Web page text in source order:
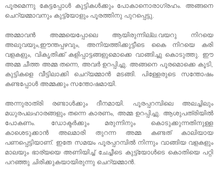
പൂരമെന്നു കേട്ടപ്പോൾ കുട്ടികൾക്കും പോകാനൊരാഗ്രഹം. അങ്ങനെ
ചെറ്യമ്മാവനും കുട്ട്യോളും പൂരത്തിനു പുറപ്പെട്ടു.
അമ്മാവൻ അമ്മയെപ്പോലെ ആയിരുന്നില്ല.വയറു നിറയെ
അലുവയും,ഈന്തപ്പഴവും, അനിയത്തിക്കുട്ടീടെ കൈ നിറയെ കരി
വളകളും, വികൃതിക്ക് കളിപ്പാട്ടങ്ങളുമൊക്കെ വാങ്ങിച്ചു കൊടുത്തു. ഈ
അമ്മ ചീത്ത അമ്മ തന്നെ, അവർ ഉറപ്പിച്ചു. അങ്ങനെ പൂരമൊക്കെ കൂടി,
കുട്ടികളെ വീട്ടിലാക്കി ചെറ്യമ്മാൻ മടങ്ങി. പിള്ളേരുടെ സന്തോഷം
കണ്ടപ്പോൾ അമ്മക്കും സന്തോഷമായി.
അന്നുരാത്രി രണ്ടാൾക്കും ദീനമായി. പൂരപ്പറമ്പിലെ അലച്ചിലും
മധുരപലഹാരങ്ങളും തന്നെ കാരണം, അമ്മ ഉറപ്പിച്ചു. ആശുപത്രിയിൽ
പോകണം. ഡോക്ടർക്കും മരുന്നിനും കൊടുക്കുന്നതിനുള്ള
കാശെടുക്കാൻ അലമാരി തുറന്ന അമ്മ കണ്ടത് കാലിയായ
പണപ്പെട്ടിയാണ്. ഇതേ സമയം പൂരപ്പറമ്പിൽ നിന്നും വാങ്ങിയ വളകളും
മാലയും ഭാര്യയെ അണിയിച്ച് ചേച്ചീടെ കുട്ട്യോൾടെ കൊതിയെ പറ്റി
പറഞ്ഞു ചിരിക്കുകയായിരുന്നു ചെറ്യമ്മാൻ.